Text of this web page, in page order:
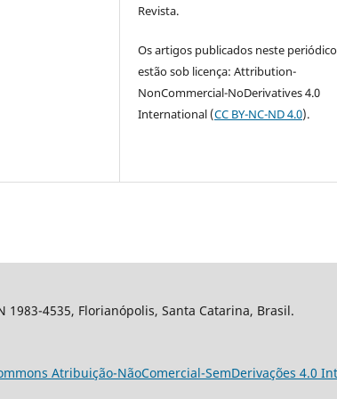
Revista.
Os artigos publicados neste periódico
estão sob licença: Attribution-
NonCommercial-NoDerivatives 4.0
International (CC BY-NC-ND 4.0).
1983-4535, Florianópolis, Santa Catarina, Brasil.
Atribuição-NãoComercial-SemDerivações 4.0